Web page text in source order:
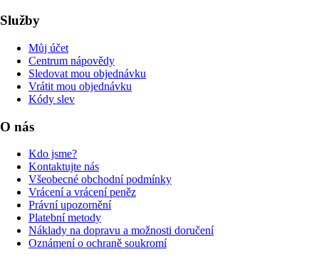
Služby
Můj účet
Centrum nápovědy
Sledovat mou objednávku
Vrátit mou objednávku
Kódy slev
O nás
Kdo jsme?
Kontaktujte nás
Všeobecné obchodní podmínky
Vrácení a vrácení peněz
Právní upozornění
Platební metody
Náklady na dopravu a možnosti doručení
Oznámení o ochraně soukromí